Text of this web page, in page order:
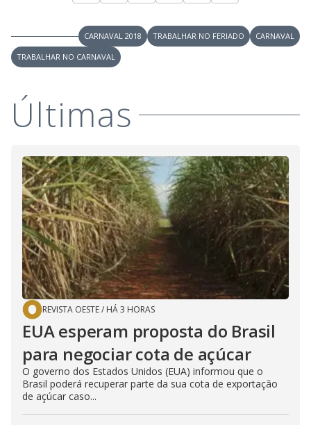
CARNAVAL 2018 TRABALHAR NO FERIADO
CARNAVAL
TRABALHAR NO CARNAVAL
Últimas
REVISTA OESTE/ HÁ 3 HORAS
EUA esperam proposta do Brasil
para negociar cota de açúcar
O governo dos Estados Unidos (EUA) informou que o
Brasil poderá recuperar parte da sua cota de exportação
de açúcar caso...